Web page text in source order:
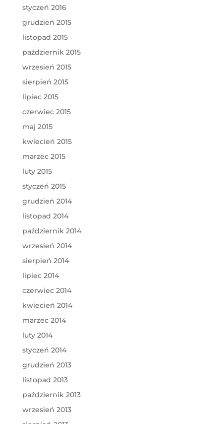
styczeń 2016
grudzień 2015
listopad 2015
październik 2015
wrzesień 2015
sierpień 2015
lipiec 2015
czerwiec 2015
maj 2015
kwiecień 2015
marzec 2015
luty 2015
styczeń 2015
grudzień 2014
listopad 2014
październik 2014
wrzesień 2014
sierpień 2014
lipiec 2014
czerwiec 2014
kwiecień 2014
marzec 2014
luty 2014
styczeń 2014
grudzień 2013
listopad 2013
październik 2013
wrzesień 2013